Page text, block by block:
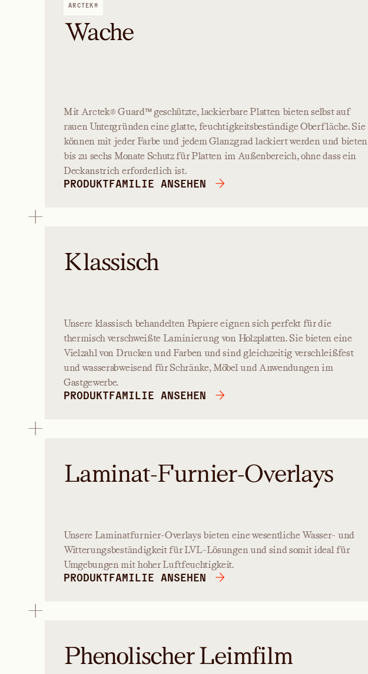
ARCTEK®
Wache
Mit Arctek® Guard™ geschützte, lackierbare Platten bieten selbst auf
rauen Untergründen eine glatte, feuchtigkeitsbeständige Oberfläche. Sie
können mit jeder Farbe und jedem Glanzgrad lackiert werden und bieten
bis zu sechs Monate Schutz für Platten im Außenbereich, ohne dass ein
Deckanstrich erforderlich ist.
PRODUKTFAMILIE ANSEHEN
Klassisch
Unsere klassisch behandelten Papiere eignen sich perfekt für die
thermisch verschweißte Laminierung von Holzplatten. Sie bieten eine
Vielzahl von Drucken und Farben und sind gleichzeitig verschleißfest
und wasserabweisend für Schränke, Möbel und Anwendungen im
Gastgewerbe.
PRODUKTFAMILIE ANSEHEN
Laminat-Furnier-Overlays
Unsere Laminatfurnier-Overlays bieten eine wesentliche Wasser- und
Witterungsbeständigkeit für LVL-Lösungen und sind somit ideal für
Umgebungen mit hoher Luftfeuchtigkeit.
PRODUKTFAMILIE ANSEHEN
Phenolischer Leimfilm